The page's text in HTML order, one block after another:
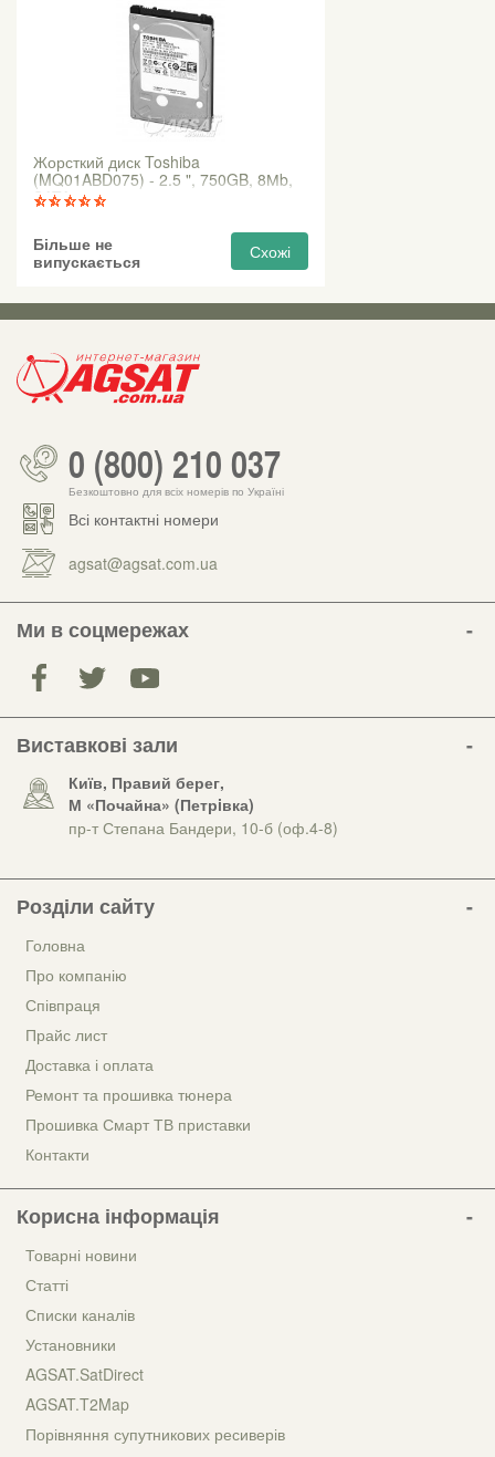
Жорсткий диск Toshiba
(MQ01ABD075) - 2.5 ", 750GB, 8Мb,
SATA2
Більше не
випускається
Схожі
0 (800) 210 037
Безкоштовно для всіх номерів по Україні
Всі контактні номери
agsat@agsat.com.ua
Ми в соцмережах
Виставкові зали
Київ, Правий берег,
М «Почайна» (Петрiвка)
пр-т Степана Бандери, 10-б (оф.4-8)
Розділи сайту
Головна
Про компанію
Співпраця
Прайс лист
Доставка і оплата
Ремонт та прошивка тюнера
Прошивка Смарт ТВ приставки
Контакти
Корисна інформація
Товарні новини
Статті
Списки каналів
Установники
AGSAT.SatDirect
AGSAT.T2Map
Порівняння супутникових ресиверів